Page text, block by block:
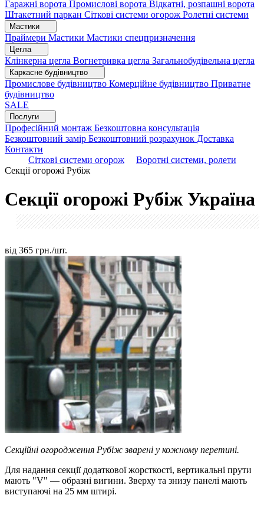
Гаражні ворота Промислові ворота Відкатні, розпашні ворота
Штакетний паркан Сіткові системи огорож Ролетні системи
Мастики
Праймери Мастики Мастики спецпризначення
Цегла
Клінкерна цегла Вогнетривка цегла Загальнобудівельна цегла
Каркасне будівництво
Промислове будівництво Комерційне будівництво Приватне
будівництво
SALE
Послуги
Професійний монтаж Безкоштовна консультація
Безкоштовний замір Безкоштовний розрахунок Доставка
Контакти
Сіткові системи огорож
Воротні системи, ролети
Секції огорожі Рубіж
Секції огорожі РубіжУкраїна
від 365 грн./шт.
Секційні огородження Рубіж зварені у кожному перетині.
Для надання секції додаткової жорсткості, вертикальні прути
мають "V" — образні вигини. Зверху та знизу панелі мають
виступаючі на 25 мм штирі.